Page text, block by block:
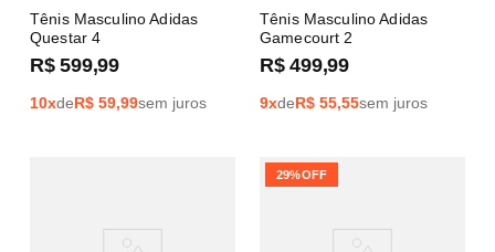
Tênis Masculino Adidas
Questar 4
R$ 599,99
10xdeR$ 59,99sem juros
Tênis Masculino Adidas
Gamecourt 2
R$ 499,99
9xdeR$ 55,55sem juros
29%OFF